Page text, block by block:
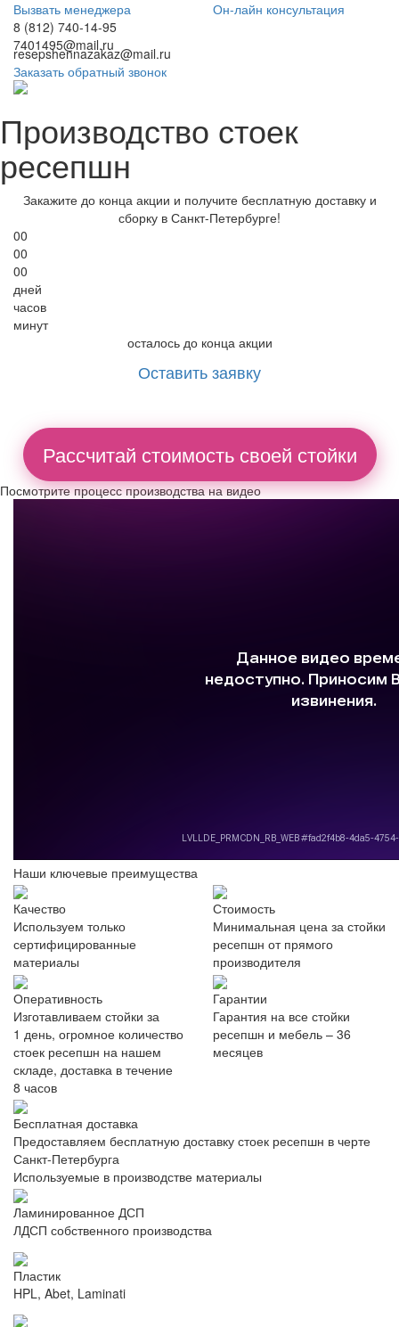
Вызвать менеджера
Он-лайн консультация
8 (812) 740-14-95
7401495@mail.ru
resepshennazakaz@mail.ru
Заказать обратный звонок
Производство стоек
ресепшн
Закажите до конца акции и получите бесплатную доставку и
сборку в Санкт-Петербурге!
00
00
00
дней
часов
минут
осталось до конца акции
Оставить заявку
Рассчитай стоимость своей стойки
Посмотрите процесс производства на видео
Наши ключевые преимущества
Качество
Используем только
сертифицированные
материалы
Стоимость
Минимальная цена за стойки
ресепшн от прямого
производителя
Оперативность
Изготавливаем стойки за
1 день, огромное количество
стоек ресепшн на нашем
складе, доставка в течение
8 часов
Гарантии
Гарантия на все стойки
ресепшн и мебель – 36
месяцев
Бесплатная доставка
Предоставляем бесплатную доставку стоек ресепшн в черте
Санкт-Петербурга
Используемые в производстве материалы
Ламинированное ДСП
ЛДСП собственного производства
Пластик
HPL, Abet, Laminati